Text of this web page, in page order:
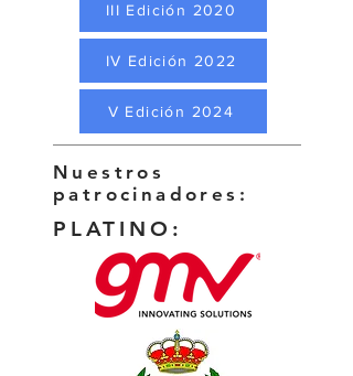
III Edición 2020
IV Edición 2022
V Edición 2024
Nuestros
patrocinadores:
PLATINO: